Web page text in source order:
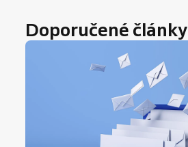
Doporučené články